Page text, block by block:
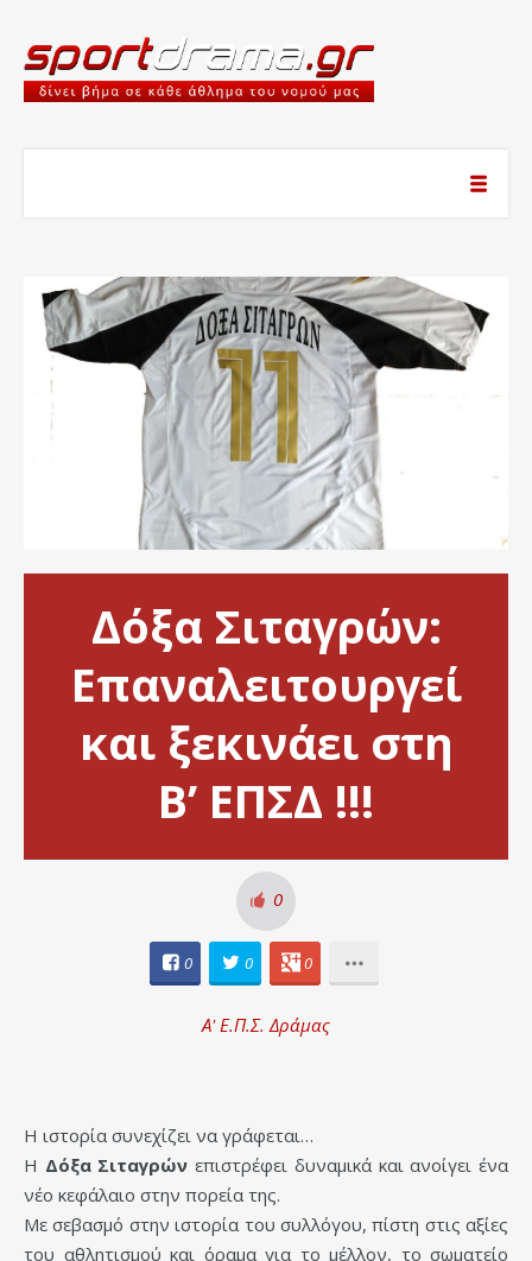
Δόξα Σιταγρών:
Επαναλειτουργεί
και ξεκινάει στη
Β’ ΕΠΣΔ !!!
0
0 0 0
Α' Ε.Π.Σ. Δράμας
Η ιστορία συνεχίζει να γράφεται…
Η Δόξα Σιταγρών επιστρέφει δυναμικά και ανοίγει ένα
νέο κεφάλαιο στην πορεία της.
Με σεβασμό στην ιστορία του συλλόγου, πίστη στις αξίες
του αθλητισμού και όραμα για το μέλλον, το σωματείο